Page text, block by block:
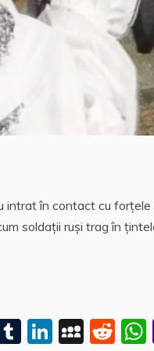
intrat în contact cu
soldaţii ruşi trag în
T
Li M R